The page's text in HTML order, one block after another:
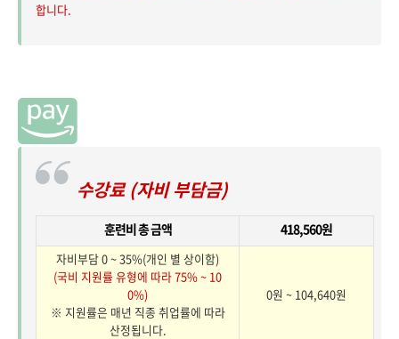
합니다.
수강료 (자비 부담금)
훈련비 총 금액 418,560원
자비부담 0 ~ 35%(개인 별 상이함)
(국비 지원률 유형에 따라 75% ~ 10
0%)
※ 지원률은 매년 직종 취업률에 따라
산정됩니다.
0원 ~ 104,640원